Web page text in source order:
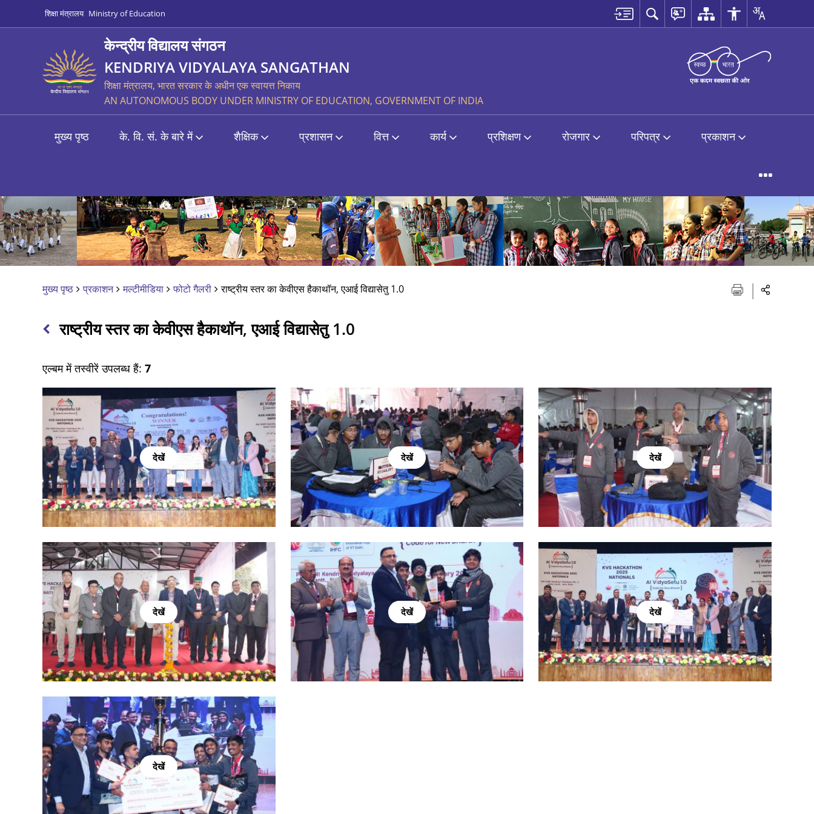
शिक्षा मंत्रालय Ministry of Education
केन्द्रीय विद्यालय संगठन
KENDRIYA VIDYALAYA SANGATHAN
शिक्षा मंत्रालय, भारत सरकार के अधीन एक स्वायत्त निकाय
AN AUTONOMOUS BODY UNDER MINISTRY OF EDUCATION, GOVERNMENT OF INDIA
मुख्य पृष्ठ के. वि. सं. के बारे में शैक्षिक प्रशासन वित्त कार्य प्रशिक्षण रोजगार परिपत्र प्रकाशन
मुख्य पृष्ठ प्रकाशन मल्टीमीडिया फोटो गैलरी राष्ट्रीय स्तर का केवीएस हैकाथॉन, एआई विद्यासेतु 1.0
राष्ट्रीय स्तर का केवीएस हैकाथॉन, एआई विद्यासेतु 1.0
एल्बम में तस्वीरें उपलब्ध हैं: 7
देखें देखें देखें
देखें देखें देखें
देखें